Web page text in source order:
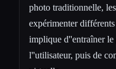
photo traditionnelle,
expérimenter
implique d''entraîner
l''utilisateur, puis de